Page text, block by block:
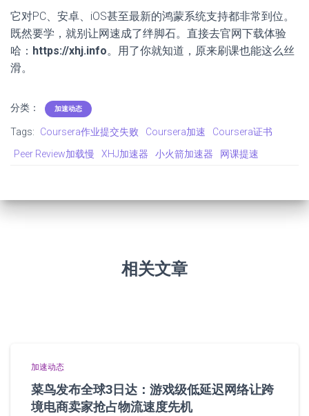
它对PC、安卓、iOS甚至最新的鸿蒙系统支持都非常到位。
既然要学，就别让网速成了绊脚石。直接去官网下载体验
哈： https://xhj.info。用了你就知道，原来刷课也能这么丝
滑。
分类： 加速动态
Tags: Coursera作业提交失败 Coursera加速
Coursera证书
Peer Review加载慢
XHJ加速器 小火箭加速器 网课提速
相关文章
加速动态
菜鸟发布全球3日达：游戏级低延迟网络让跨
境电商卖家抢占物流速度先机